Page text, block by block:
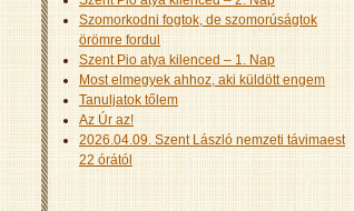
Szomorkodni fogtok, de szomorúságtok
örömre fordul
Szent Pio atya kilenced – 1. Nap
Most elmegyek ahhoz, aki küldött engem
Tanuljatok tőlem
Az Úr az!
2026.04.09. Szent László nemzeti távimaest
22 órától